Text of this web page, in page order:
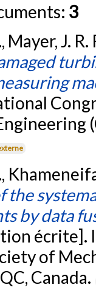
3
J.
the
by data
écrite].
of
Canada.